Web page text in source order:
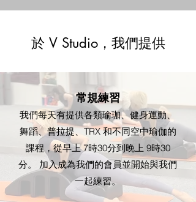
於 V Studio，我們提供
常規練習
我們每天有提供各類瑜珈、健身運動、
舞蹈、普拉提、TRX 和不同空中瑜伽的
課程，從早上 7時30分到晚上 9時30
分。 加入成為我們的會員並開始與我們
一起練習。